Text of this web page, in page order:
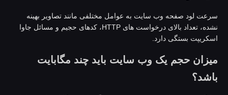
لود صفحه وب سایت به عوامل مختلفی مانند تصاویر بهینه
نشده، تعداد بالای درخواست های HTTP، کدهای حجیم و مسائل جاوا
بستگی دارد.
حجم یک وب سایت باید چند مگابایت